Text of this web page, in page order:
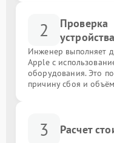
2
Проверка
устройства
Инженер выполняет
Apple с
оборудования. Это
причину сбоя и
3 Расчет